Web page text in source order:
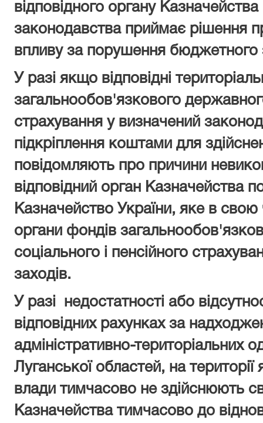
відповідного органу Казначейства
законодавства приймає рішення
впливу за порушення бюджетного
У разі якщо відповідні
загальнообов'язкового
страхування у визначений
підкріплення коштами для
повідомляють про причини
відповідний орган Казначейства
Казначейство України, яке в
органи фондів
соціального і пенсійного
заходів.
У разі недостатності або
відповідних рахунках за
адміністративно-територіальних
Луганської областей, на
влади тимчасово не здійснюють
Казначейства тимчасово до